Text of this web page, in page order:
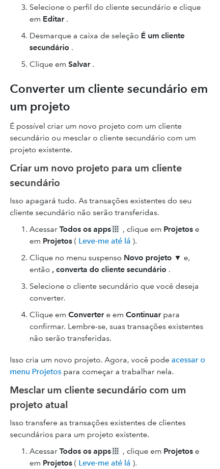
Selecione o perfil do cliente secundário e clique
em Editar .
Desmarque a caixa de seleção É um cliente
secundário .
Clique em Salvar .
Converter um cliente secundário em
um projeto
É possível criar um novo projeto com um cliente
secundário ou mesclar o cliente secundário com um
projeto existente.
Criar um novo projeto para um cliente
secundário
Isso apagará tudo. As transações existentes do seu
cliente secundário não serão transferidas.
Acessar Todos os apps , clique em Projetos e
em Projetos ( Leve-me até lá ).
Clique no menu suspenso Novo projeto ▼ e,
então , converta do cliente secundário .
Selecione o cliente secundário que você deseja
converter.
Clique em Converter e em Continuar para
confirmar. Lembre-se, suas transações existentes
não serão transferidas.
Isso cria um novo projeto. Agora, você pode acessar o
menu Projetos para começar a trabalhar nela.
Mesclar um cliente secundário com um
projeto atual
Isso transfere as transações existentes de clientes
secundários para um projeto existente.
Acessar Todos os apps , clique em Projetos e
em Projetos ( Leve-me até lá ).